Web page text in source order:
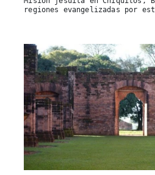
regiones evangelizadas por